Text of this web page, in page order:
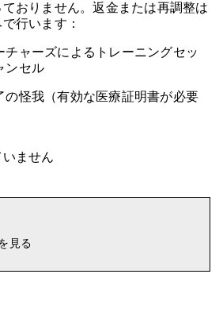
おりません。返金または再調整は
行います：
チャーズによるトレーニングセッ
ンセル
の怪我（有効な医療証明書が必要
ません
見る